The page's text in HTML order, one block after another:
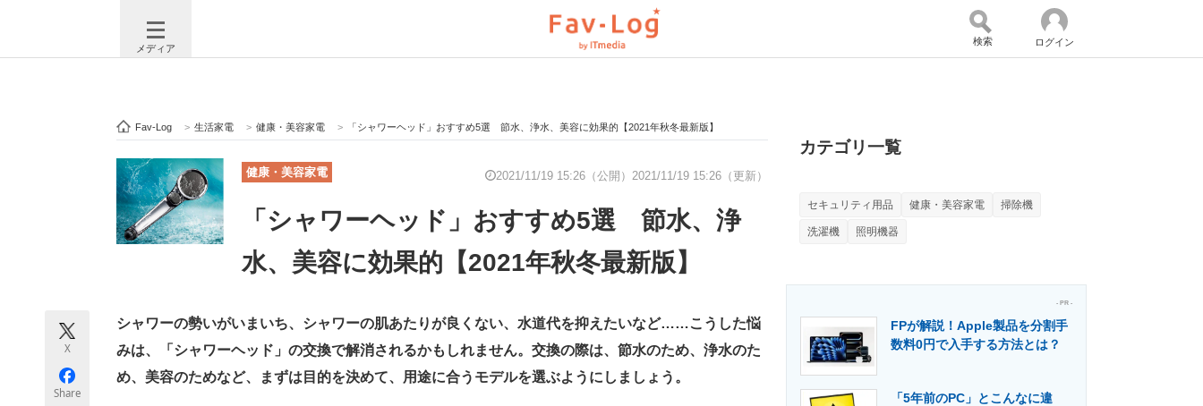
メディア
注目記事を集めた総合ページ ITの今と未来を見通す スマホと通信の最新トレンド
ビジネスと働き方のヒント AI活用のいまが分かる 企業ITのトレンドを詳説 経営リーダーのコミュニティ
モノづくり技術者専門サイト エレクトロニクス専門サイト 電子設計の基本と応用
検索 ログイン
Fav-Log > 生活家電 > 健康・美容家電 > 「シャワーヘッド」おすすめ5選 節水、浄水、美容に効果的【2021年秋冬最新版】
健康・美容家電 2021/11/19 15:26（公開） 2021/11/19 15:26（更新）
「シャワーヘッド」おすすめ5選 節水、浄
水、美容に効果的【2021年秋冬最新版】
X
Share
シャワーの勢いがいまいち、シャワーの肌あたりが良くない、水道代を抑えたいなど……こうした悩
みは、「シャワーヘッド」の交換で解消されるかもしれません。交換の際は、節水のため、浄水のた
め、美容のためなど、まずは目的を決めて、用途に合うモデルを選ぶようにしましょう。
カテゴリ一覧
セキュリティ用品 健康・美容家電 掃除機
洗濯機 照明機器
- PR -
FPが解説！Apple製品を分割手
数料0円で入手する方法とは？
「5年前のPC」とこんなに違